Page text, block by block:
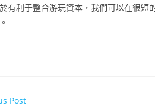
有利于整合游玩資本，我們可以在很短
Post